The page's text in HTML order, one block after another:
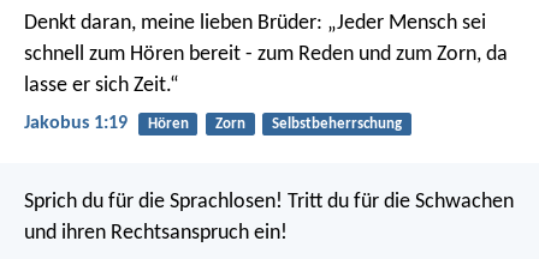
Denkt daran, meine lieben Brüder: „Jeder Mensch sei
schnell zum Hören bereit - zum Reden und zum Zorn, da
lasse er sich Zeit.“
Jakobus 1:19 Hören Zorn Selbstbeherrschung
Sprich du für die Sprachlosen! Tritt du für die Schwachen
und ihren Rechtsanspruch ein!